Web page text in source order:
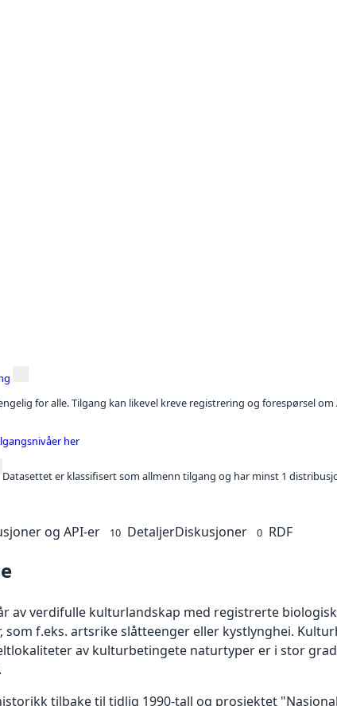
for alle. Tilgang kan likevel kreve registrering og forespørsel
her
Datasettet er klassifisert som allmenn tilgang og har minst 1
og API-er 10 DetaljerDiskusjoner 0 RDF
av verdifulle kulturlandskap med registrerte
f.eks. artsrike slåtteenger eller kystlynghei.
av kulturbetingete naturtyper er i stor
tilbake til tidlig 1990-tall og prosjektet